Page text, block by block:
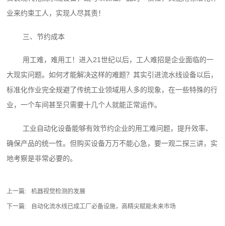
业来约束工人，实现人尽其责！
三、节约成本
用工难，难用工！进入21世纪以后，工人难招是企业面临的一
大现实问题。如何才能解决这样的难题？其实引进流水线设备以后，
标准化作业完全规避了传统工业领域用人多的现象，在一些特殊的行
业，一个车间甚至只需要十几个人就能正常运作。
工业自动化设备能够有效节约企业的用工难问题，提升效率、
确保产品的统一性。但购买设备万万不能心急，要一观二探三讲，实
地考察是非常必要的。
上一篇: 机器视觉检测的发展
下一篇: 自动化流水线已成工厂必备设施，高精尖赋能未来市场